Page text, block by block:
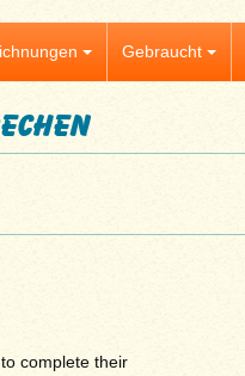
Gebraucht
complete their